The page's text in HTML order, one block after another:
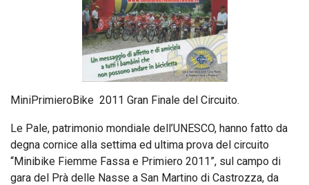
MiniPrimieroBike 2011 Gran Finale del Circuito.
Le Pale, patrimonio mondiale dell’UNESCO, hanno fatto da
degna cornice alla settima ed ultima prova del circuito
“Minibike Fiemme Fassa e Primiero 2011”, sul campo di
gara del Prà delle Nasse a San Martino di Castrozza, da